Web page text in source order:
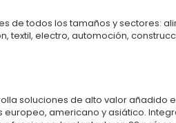
de todos los tamaños y sectores:
textil, electro, automoción,
soluciones de alto valor añadido
europeo, americano y asiático.